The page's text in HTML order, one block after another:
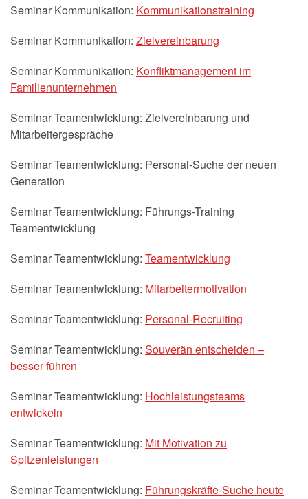
Seminar Kommunikation: Kommunikationstraining
Seminar Kommunikation: Zielvereinbarung
Seminar Kommunikation: Konfliktmanagement im
Familienunternehmen
Seminar Teamentwicklung: Zielvereinbarung und
Mitarbeitergespräche
Seminar Teamentwicklung: Personal-Suche der neuen
Generation
Seminar Teamentwicklung: Führungs-Training
Teamentwicklung
Seminar Teamentwicklung: Teamentwicklung
Seminar Teamentwicklung: Mitarbeitermotivation
Seminar Teamentwicklung: Personal-Recruiting
Seminar Teamentwicklung: Souverän entscheiden –
besser führen
Seminar Teamentwicklung: Hochleistungsteams
entwickeln
Seminar Teamentwicklung: Mit Motivation zu
Spitzenleistungen
Seminar Teamentwicklung: Führungskräfte-Suche heute